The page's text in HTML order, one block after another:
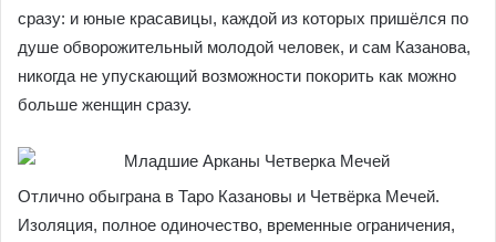
сразу: и юные красавицы, каждой из которых пришёлся по
душе обворожительный молодой человек, и сам Казанова,
никогда не упускающий возможности покорить как можно
больше женщин сразу.
Отлично обыграна в Таро Казановы и Четвёрка Мечей.
Изоляция, полное одиночество, временные ограничения,